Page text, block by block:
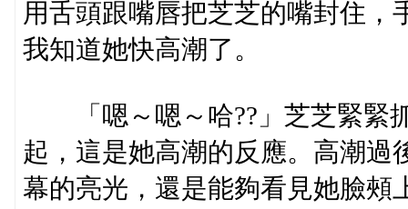
用舌頭跟嘴唇把芝芝的嘴封住，
我知道她快高潮了。
「嗯～嗯～哈??」芝芝緊緊
起，這是她高潮的反應。高潮過
幕的亮光，還是能夠看見她臉頰